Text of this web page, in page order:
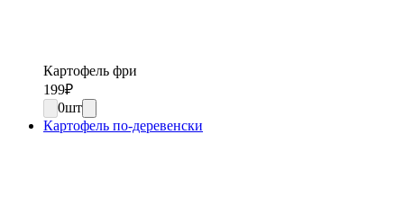
Картофель фри
199₽
0шт
Картофель по-деревенски